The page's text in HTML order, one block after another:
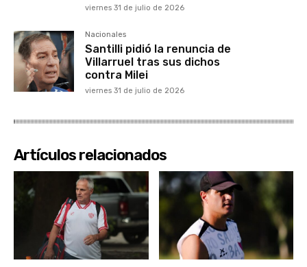
viernes 31 de julio de 2026
Nacionales
Santilli pidió la renuncia de
Villarruel tras sus dichos
contra Milei
viernes 31 de julio de 2026
Artículos relacionados